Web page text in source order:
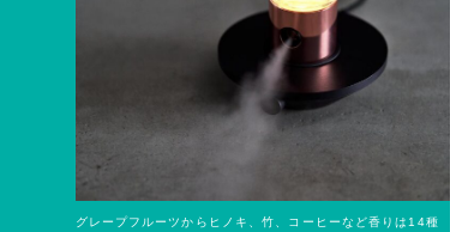
グレープフルーツからヒノキ、竹、コーヒーなど香りは14種